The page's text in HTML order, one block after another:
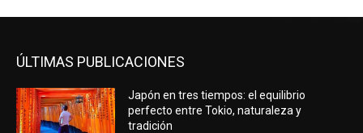
ÚLTIMAS PUBLICACIONES
Japón en tres tiempos: el equilibrio
perfecto entre Tokio, naturaleza y
tradición